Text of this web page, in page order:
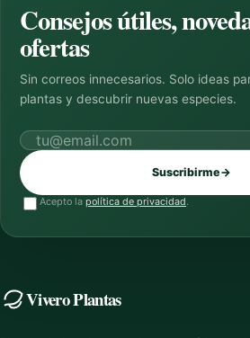
Consejos útiles,
ofertas
Sin correos innecesarios. Solo ideas
plantas y descubrir nuevas especies.
Correo electrónico
Suscribirme→
Acepto la política de privacidad.
Vivero Plantas